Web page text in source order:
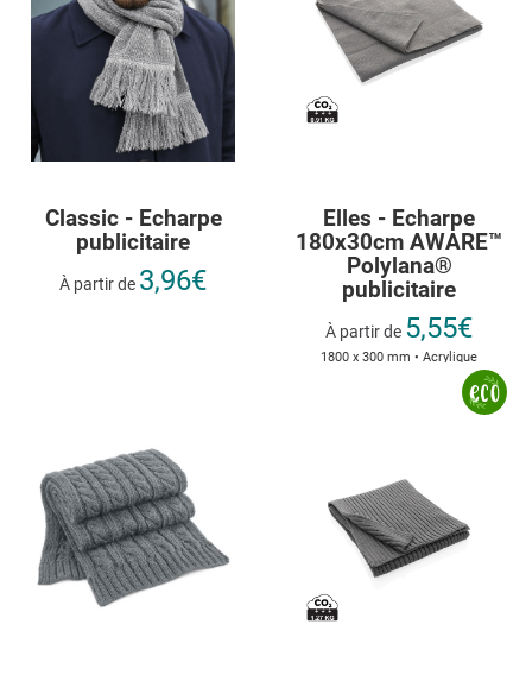
Classic - Echarpe
publicitaire
À partir de 3,96€
Elles - Echarpe
180x30cm AWARE™
Polylana®
publicitaire
À partir de 5,55€
1800 x 300 mm • Acrylique